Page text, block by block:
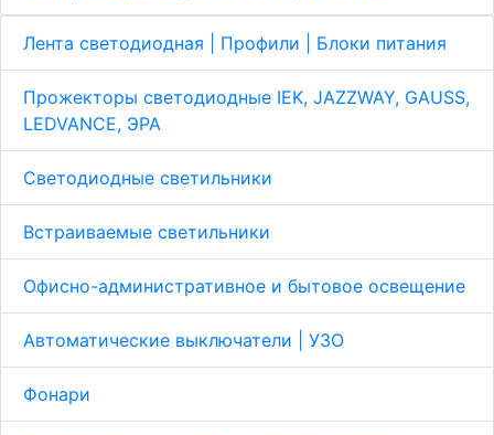
Лента светодиодная | Профили | Блоки питания
Прожекторы светодиодные IEK, JAZZWAY, GAUSS,
LEDVANCE, ЭРА
Светодиодные светильники
Встраиваемые светильники
Офисно-административное и бытовое освещение
Автоматические выключатели | УЗО
Фонари